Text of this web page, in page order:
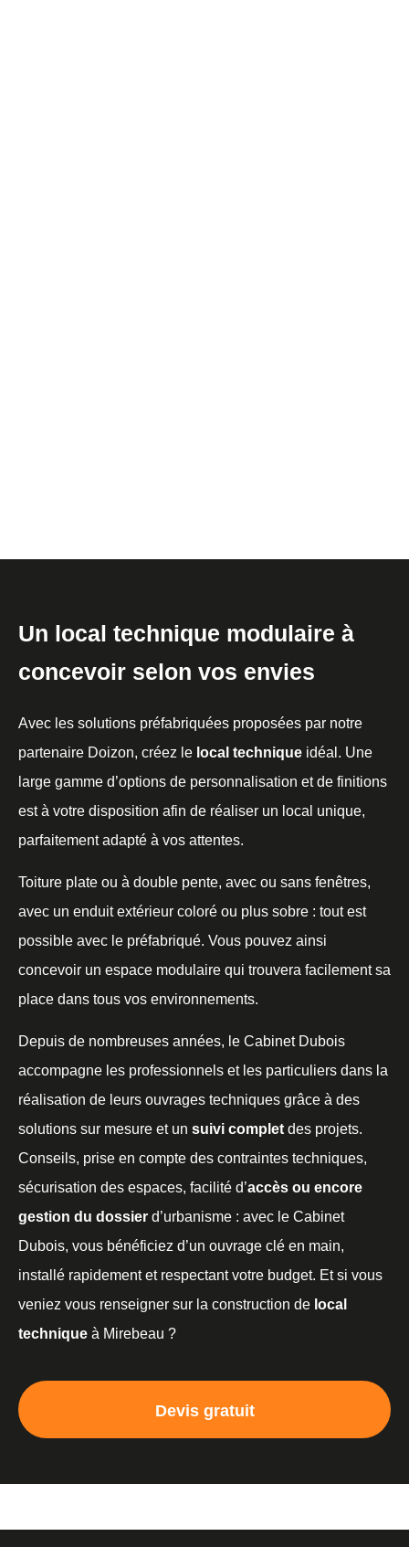
Un local technique modulaire à
concevoir selon vos envies
Avec les solutions préfabriquées proposées par notre
partenaire Doizon, créez le local technique idéal. Une
large gamme d’options de personnalisation et de finitions
est à votre disposition afin de réaliser un local unique,
parfaitement adapté à vos attentes.
Toiture plate ou à double pente, avec ou sans fenêtres,
avec un enduit extérieur coloré ou plus sobre : tout est
possible avec le préfabriqué. Vous pouvez ainsi
concevoir un espace modulaire qui trouvera facilement sa
place dans tous vos environnements.
Depuis de nombreuses années, le Cabinet Dubois
accompagne les professionnels et les particuliers dans la
réalisation de leurs ouvrages techniques grâce à des
solutions sur mesure et un suivi complet des projets.
Conseils, prise en compte des contraintes techniques,
sécurisation des espaces, facilité d’accès ou encore
gestion du dossier d’urbanisme : avec le Cabinet
Dubois, vous bénéficiez d’un ouvrage clé en main,
installé rapidement et respectant votre budget. Et si vous
veniez vous renseigner sur la construction de local
technique à Mirebeau ?
Devis gratuit